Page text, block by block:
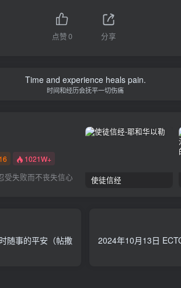
点赞0 分享
Time and experience heals pain.
时间和经历会抚平一切伤痛
16 1021W+
受失败而不丧失信心 使徒信经
随事的平安（帖撒
2024年10月13日